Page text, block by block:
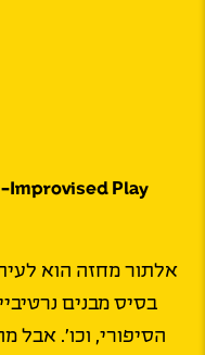
Improvised Play- גאל (סדנה באנגלית)- למופע
אלתור מחזה הוא
בסיס מבנים
הסיפורי, וכו’.